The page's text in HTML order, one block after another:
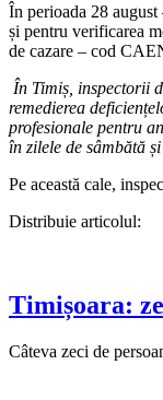
În perioada 28
și pentru verificarea
de cazare – cod
În Timiș, inspectorii
remedierea
profesionale pentru
în zilele de sâmbătă
Pe această cale,
Distribuie articolul:
Timișoara:
Câteva zeci de